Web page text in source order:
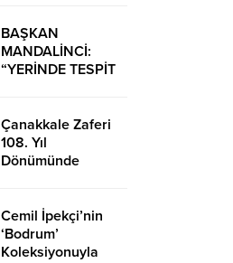
BAŞKAN
MANDALİNCİ:
“YERİNDE TESPİT
ÜRETİYORUZ”
Çanakkale Zaferi
108. Yıl
Dönümünde
Kutlandı
Cemil İpekçi’nin
‘Bodrum’
Koleksiyonuyla